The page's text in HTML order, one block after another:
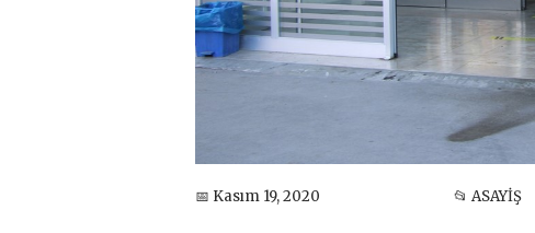
📅 Kasım 19, 2020 📂 ASAYİŞ